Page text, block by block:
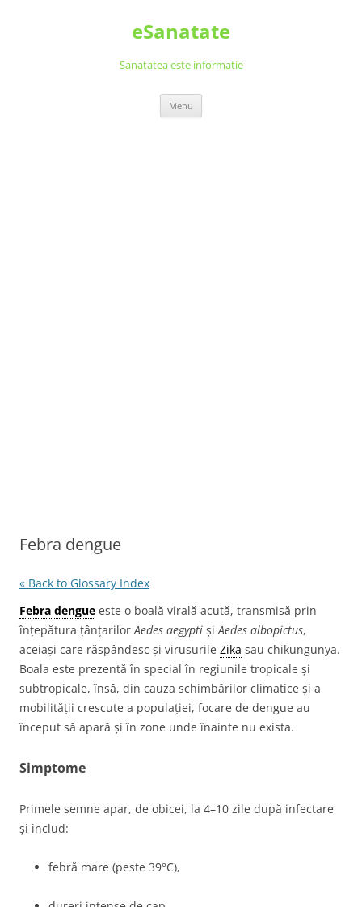
eSanatate
Sanatatea este informatie
Menu
Febra dengue
« Back to Glossary Index
Febra dengue este o boală virală acută, transmisă prin
înțepătura țânțarilorAedes aegypti șiAedes albopictus,
aceiași care răspândesc și virusurile Zika sau chikungunya.
Boala este prezentă în special în regiunile tropicale și
subtropicale, însă, din cauza schimbărilor climatice și a
mobilității crescute a populației, focare de dengue au
început să apară și în zone unde înainte nu exista.
Simptome
Primele semne apar, de obicei, la 4–10 zile după infectare
și includ:
febră mare (peste 39°C),